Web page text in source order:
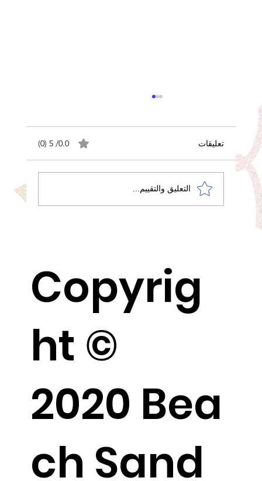
تعليقات 0.0/ 5 (0)
التعليق والتقييم...
Copyrig
ht ©
2020 Bea
ch Sand